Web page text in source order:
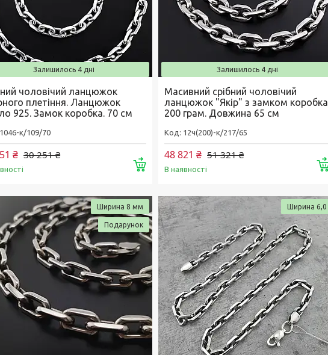
Залишилось 4 дні
чоловічий ланцюжок
плетіння. Ланцюжок
925. Замок коробка. 70 см
1046-к/109/70
30 251 ₴
₴
Купити
Залишилось 4 дні
Масивний срібний чоловічий
ланцюжок "Якір" з замком коробка
200 грам. Довжина 65 см
12ч(200)-к/217/65
51 321 ₴
48 821 ₴
В наявності
Ширина 8 мм
Подарунок
Ширина 6,0